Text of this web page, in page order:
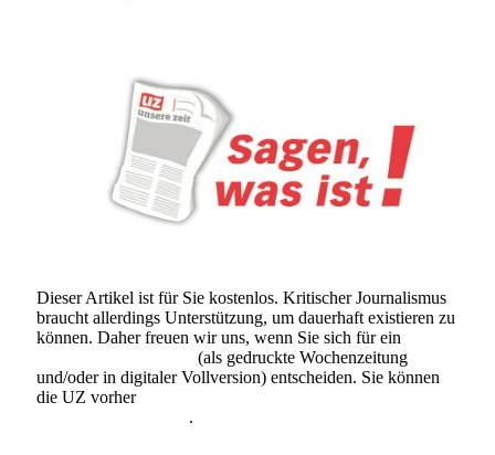
Dieser Artikel ist für Sie kostenlos. Kritischer Journalismus
braucht allerdings Unterstützung, um dauerhaft existieren zu
können. Daher freuen wir uns, wenn Sie sich für ein
(als gedruckte Wochenzeitung
und/oder in digitaler Vollversion) entscheiden. Sie können
die UZ vorher
.